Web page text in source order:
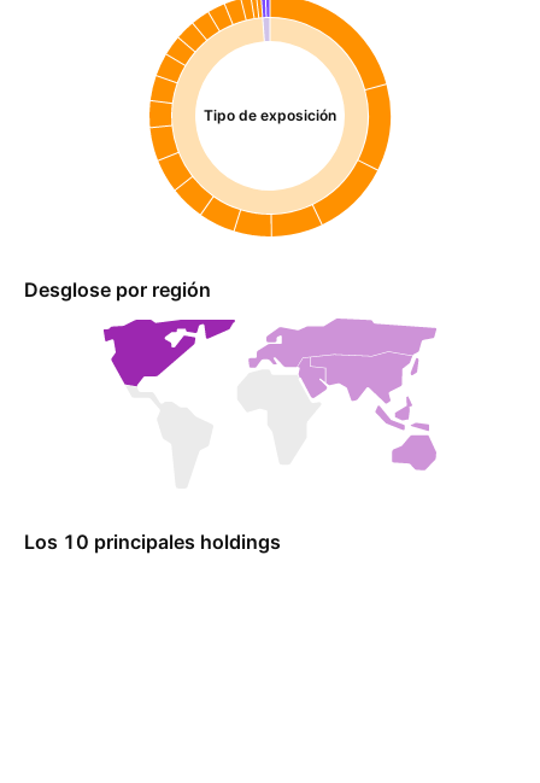
Tipo de exposición
Desglose por región
Los 10 principales holdings